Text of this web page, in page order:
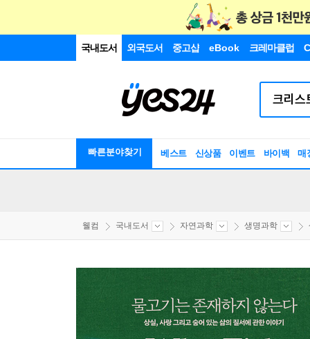
국내도서 외국도서 중고샵 eBook 크레마클럽
빠른분야찾기 베스트 신상품 이벤트 바이백 매
웰컴 국내도서 자연과학 생명과학